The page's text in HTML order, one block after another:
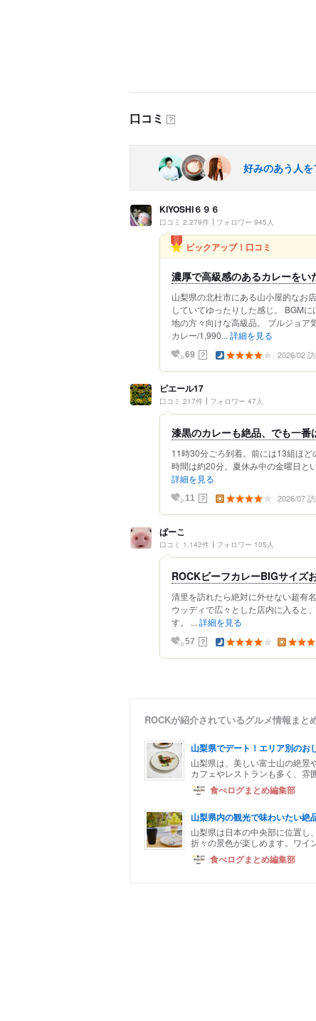
口コミ ？
好みのあう人を
KIYOSHI６９６
口コミ 2,279件 フォロワー 945人
ピックアップ！口コミ
濃厚で高級感のあるカレーをい
山梨県の北杜市にある山小屋的なお
していてゆったりした感じ。 BGM
地の方々向けな高級品。 ブルジョ
カレー/1,990... 詳細を見る
69 ？ 2026/02
ピエール17
口コミ 217件 フォロワー 47人
漆黒のカレーも絶品、でも一番
11時30分ごろ到着。前には13組ほ
時間は約20分。夏休み中の金曜日と
詳細を見る
11 ？ 2026/07
ぱーこ
口コミ 1,142件 フォロワー 105人
ROCKビーフカレーBIGサイズ
清里を訪れたら絶対に外せない超有
ウッディで広々とした店内に入ると
す。 ... 詳細を見る
57 ？
ROCKが紹介されているグルメ情報まと
山梨県でデート！エリア別のお
山梨県は、美しい富士山の絶景
カフェやレストランも多く、雰
食べログまとめ編集部
山梨県内の観光で味わいたい絶
山梨県は日本の中央部に位置し
折々の景色が楽しめます。ワイ
食べログまとめ編集部